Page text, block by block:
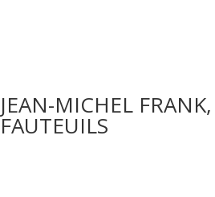
JEAN-MICHEL
FAUTEUILS